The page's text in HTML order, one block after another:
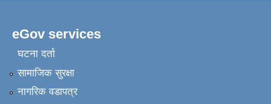
eGov services
घटना दर्ता
सामाजिक सुरक्षा
नागरिक वडापत्र